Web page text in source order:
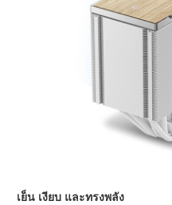
เย็น เงียบ และทรงพลัง